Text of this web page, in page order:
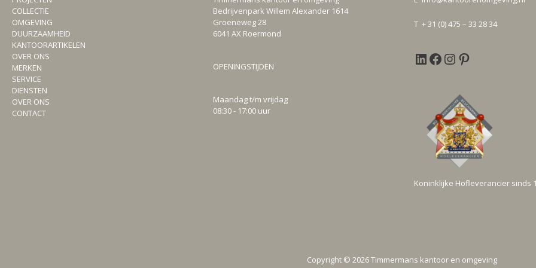
COLLECTIE
OMGEVING
DUURZAAMHEID
KANTOORARTIKELEN
OVER ONS
MERKEN
SERVICE
DIENSTEN
OVER ONS
CONTACT
Bedrijvenpark Willem Alexander 1614
Groeneweg 28
6041 AX Roermond
OPENINGSTIJDEN
Maandag t/m vrijdag
08:30 - 17:00 uur
T + 31 (0) 475 – 33 28 34
Koninklijke Hofleverancier sinds
Copyright © 2026 Timmermans kantoor en omgeving